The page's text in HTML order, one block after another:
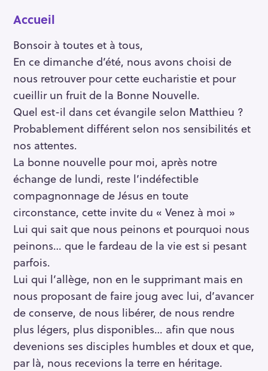
Accueil
Bonsoir à toutes et à tous,
En ce dimanche d’été, nous avons choisi de
nous retrouver pour cette eucharistie et pour
cueillir un fruit de la Bonne Nouvelle.
Quel est-il dans cet évangile selon Matthieu ?
Probablement différent selon nos sensibilités et
nos attentes.
La bonne nouvelle pour moi, après notre
échange de lundi, reste l’indéfectible
compagnonnage de Jésus en toute
circonstance, cette invite du « Venez à moi »
Lui qui sait que nous peinons et pourquoi nous
peinons… que le fardeau de la vie est si pesant
parfois.
Lui qui l’allège, non en le supprimant mais en
nous proposant de faire joug avec lui, d’avancer
de conserve, de nous libérer, de nous rendre
plus légers, plus disponibles… afin que nous
devenions ses disciples humbles et doux et que,
par là, nous recevions la terre en héritage.